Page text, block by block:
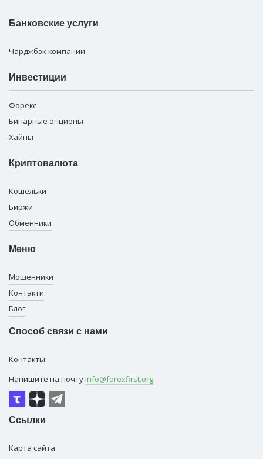
Банковские услуги
Чарджбэк-компании
Инвестиции
Форекс
Бинарные опционы
Хайпы
Криптовалюта
Кошельки
Биржи
Обменники
Меню
Мошенники
Контакти
Блог
Способ связи с нами
Контакты
Напишите на почту info@forexfirst.org
Ссылки
Карта сайта